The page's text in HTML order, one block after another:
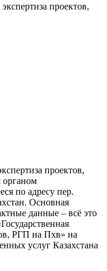
проектов,
органом
по адресу пер.
Основная
данные – всё это
РГП на Пхв» на
услуг Казахстана